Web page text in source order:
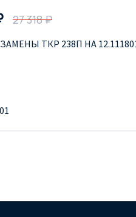
27 318 ₽
ТКР 238П НА